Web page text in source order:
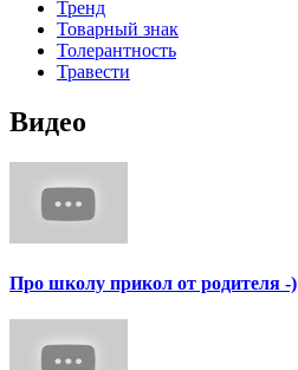
Тренд
Товарный знак
Толерантность
Травести
Видео
Про школу прикол от родителя -)